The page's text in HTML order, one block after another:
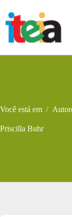
para
conteúdo
Você está em /
Priscilla Buhr